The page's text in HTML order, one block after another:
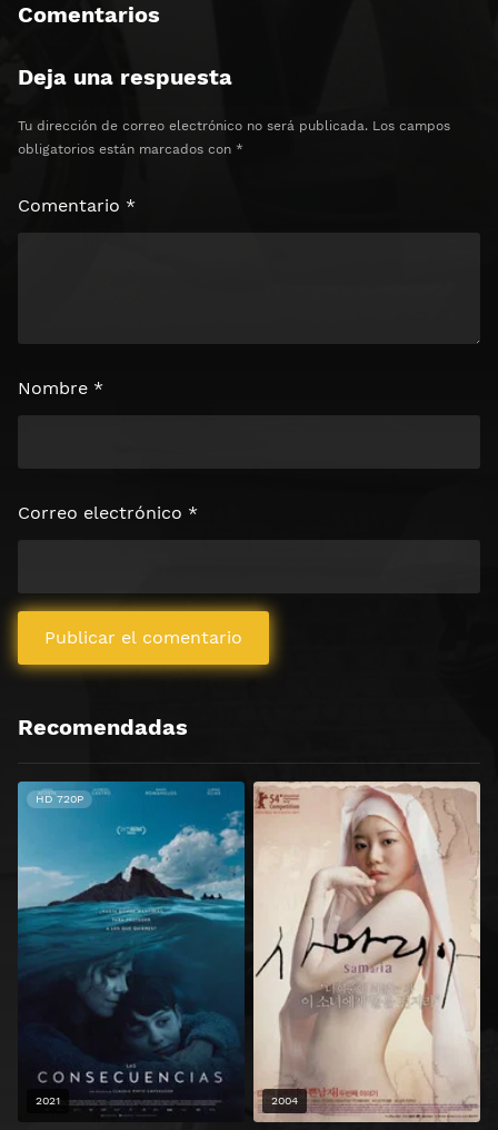
⏰ El acceso expira en 1 hora
Comentarios
Deja una respuesta
Tu dirección de correo electrónico no será publicada. Los campos
obligatorios están marcados con *
Comentario *
Nombre *
Correo electrónico *
Recomendadas
HD 720P
2021 2004